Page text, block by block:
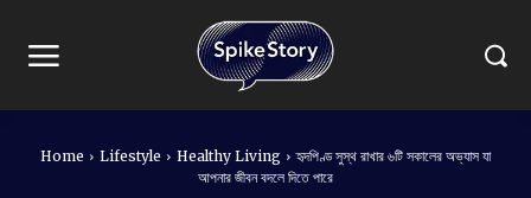
Home Lifestyle Healthy Living
হৃদপিণ্ড সুস্থ রাখার ৬টি সকালের অভ্যাস যা
আপনার জীবন বদলে দিতে পারে